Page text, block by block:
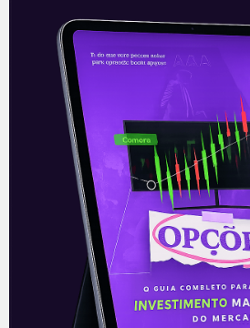
Leilão de reserva de
capacidade de
Na terça-feira (21), foi
CCEE (Câmara de
Energia Elétrica), pela
Nacional de Energia
(Ministério de
Leia mais